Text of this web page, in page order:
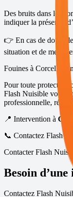
Des bruits dans les
indiquer la présence
👉 En cas de doute,
situation et de mettre
Fouines à Corcelles-
Pour toute protection
Flash Nuisible vous
professionnelle,
📍 Intervention à
📞 Contactez Flash
Contacter Flash
Besoin
Contactez Flash